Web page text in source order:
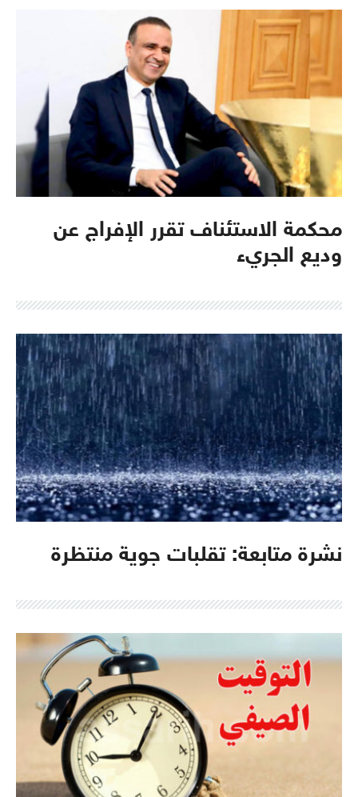
محكمة الاستئناف تقرر الإفراج عن
وديع الجريء
نشرة متابعة: تقلبات جوية منتظرة